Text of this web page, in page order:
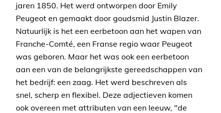
jaren 1850. Het werd ontworpen door Emily
Peugeot en gemaakt door goudsmid Justin Blazer.
Natuurlijk is het een eerbetoon aan het wapen van
Franche-Comté, een Franse regio waar Peugeot
was geboren. Maar het was ook een eerbetoon
aan een van de belangrijkste gereedschappen van
het bedrijf: een zaag. Het werd beschreven als
snel, scherp en flexibel. Deze adjectieven komen
ook overeen met attributen van een leeuw, "de